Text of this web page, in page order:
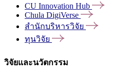
CU Innovation Hub
Chula DigiVerse
สำนักบริหารวิจัย
ทุนวิจัย
วิจัยและนวัตกรรม